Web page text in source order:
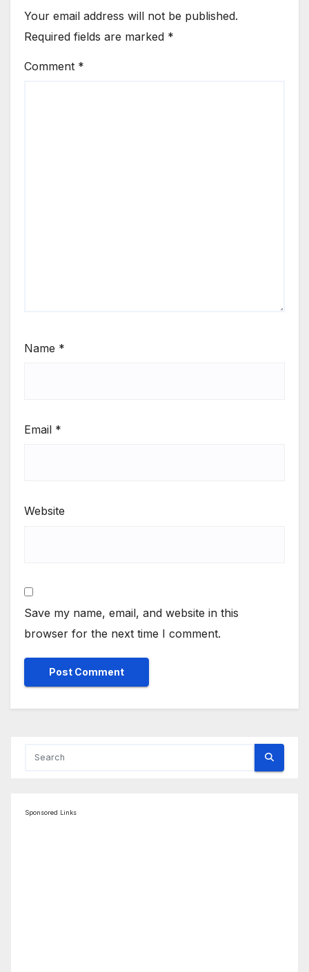
Your email address will not be published.
Required fields are marked *
Comment *
Name *
Email *
Website
Save my name, email, and website in this
browser for the next time I comment.
Sponsored Links